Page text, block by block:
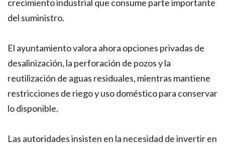
crecimiento industrial que consume parte importante
del suministro.
El ayuntamiento valora ahora opciones privadas de
desalinización, la perforación de pozos y la
reutilización de aguas residuales, mientras mantiene
restricciones de riego y uso doméstico para conservar
lo disponible.
Las autoridades insisten en la necesidad de invertir en